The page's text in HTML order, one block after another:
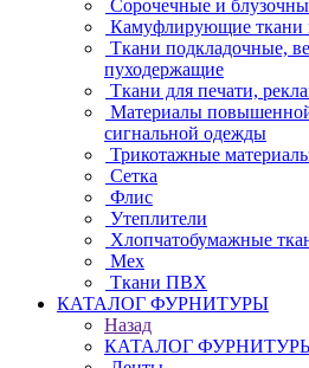
Сорочечные и
Камуфлирующие ткани
Ткани подкладочные,
пуходержащие
Ткани для печати,
Материалы
сигнальной одежды
Трикотажные
Сетка
Флис
Утеплители
Хлопчатобумажные
Мех
Ткани ПВХ
КАТАЛОГ ФУРНИТУРЫ
Назад
КАТАЛОГ